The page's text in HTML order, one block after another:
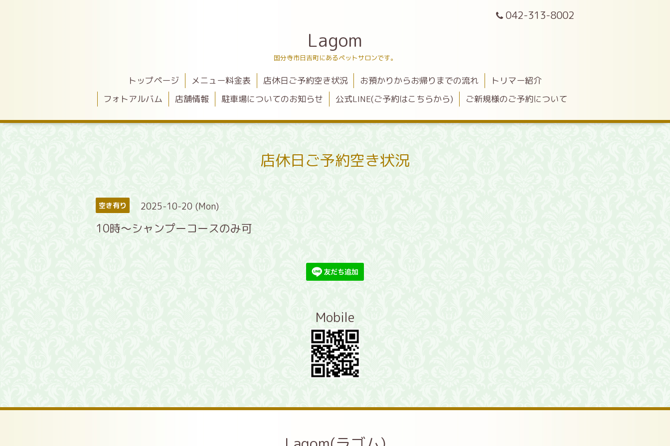
042-313-8002
Lagom
国分寺市日吉町にあるペットサロンです。
トップページ メニュー料金表 店休日ご予約空き状況 お預かりからお帰りまでの流れ
トリマー紹介
フォトアルバム
店舗情報 駐車場についてのお知らせ 公式LINE(ご予約はこちらから) ご新規様のご予約について
店休日ご予約空き状況
空き有り 2025-10-20 (Mon)
10時〜シャンプーコースのみ可
Mobile